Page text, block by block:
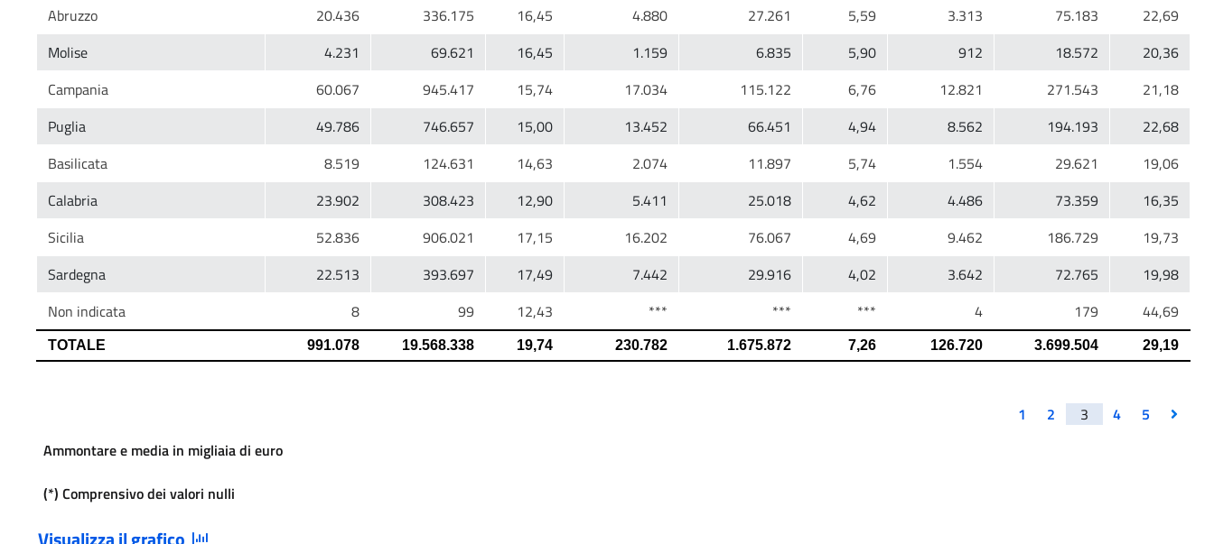
1 2 3 4
5
Ammontare e media in migliaia di euro
(*) Comprensivo dei valori nulli